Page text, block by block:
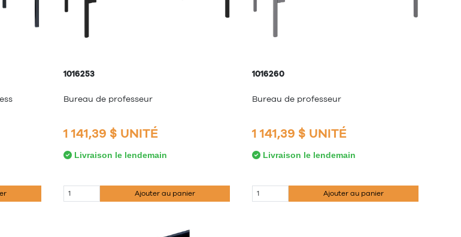
1016253
Bureau de professeur
1 141,39 $ UNITÉ
Livraison le lendemain
Ajouter au panier
1016260
Bureau de professeur
1 141,39 $ UNITÉ
Livraison le lendemain
Ajouter au panier